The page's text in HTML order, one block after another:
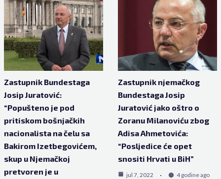
Zastupnik Bundestaga
Josip Juratović:
“Popušteno je pod
pritiskom bošnjačkih
nacionalista na čelu sa
Bakirom Izetbegovićem,
skup u Njemačkoj
pretvoren je u
Zastupnik njemačkog
Bundestaga Josip
Juratović jako oštro o
Zoranu Milanoviću zbog
Adisa Ahmetovića:
“Posljedice će opet
snositi Hrvati u BiH”
jul 7, 2022 4 godine ago